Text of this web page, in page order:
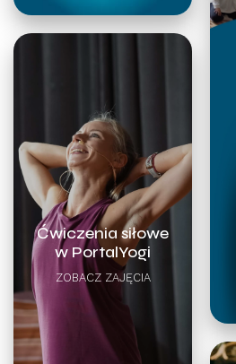
Ćwiczenia siłowe
w PortalYogi
ZOBACZ ZAJĘCIA